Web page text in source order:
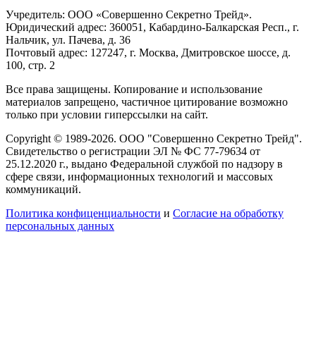
Учредитель: ООО «Совершенно Секретно Трейд».
Юридический адрес: 360051, Кабардино-Балкарская Респ., г.
Нальчик, ул. Пачева, д. 36
Почтовый адрес: 127247, г. Москва, Дмитровское шоссе, д.
100, стр. 2
Все права защищены. Копирование и использование
материалов запрещено, частичное цитирование возможно
только при условии гиперссылки на сайт.
Copyright © 1989-2026. ООО "Совершенно Секретно Трейд".
Свидетельство о регистрации ЭЛ № ФС 77-79634 от
25.12.2020 г., выдано Федеральной службой по надзору в
сфере связи, информационных технологий и массовых
коммуникаций.
Политика конфиценциальности и Согласие на обработку
персональных данных